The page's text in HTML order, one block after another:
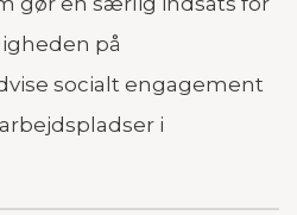
på
socialt engagement
i